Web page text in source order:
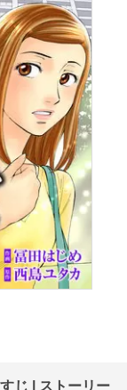
じ | ストーリー